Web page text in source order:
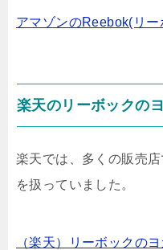
アマゾンのReebok(リ
楽天のリーボックの
楽天では、多くの販売
を扱っていました。
（楽天）リーボックの